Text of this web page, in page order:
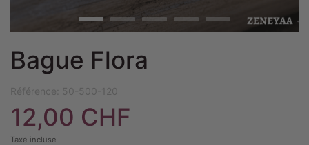
Bague Flora
Référence: 50-500-120
12,00 CHF
Taxe incluse